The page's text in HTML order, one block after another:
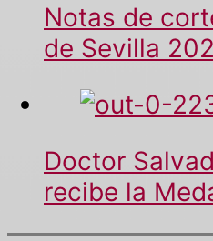
Notas de
de Sevilla
Doctor
recibe la